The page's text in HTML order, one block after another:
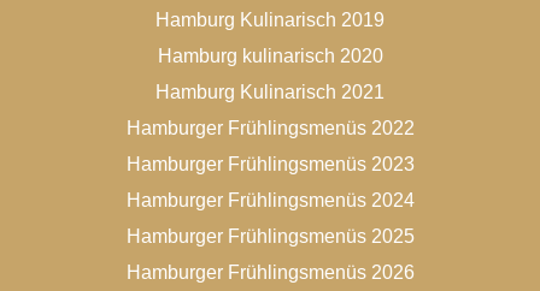
Hamburg Kulinarisch 2019
Hamburg kulinarisch 2020
Hamburg Kulinarisch 2021
Hamburger Frühlingsmenüs 2022
Hamburger Frühlingsmenüs 2023
Hamburger Frühlingsmenüs 2024
Hamburger Frühlingsmenüs 2025
Hamburger Frühlingsmenüs 2026